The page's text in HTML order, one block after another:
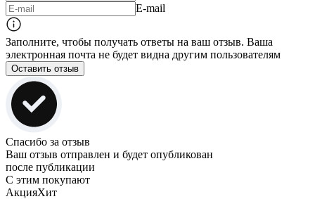
E-mail
Заполните, чтобы получать ответы на ваш отзыв. Ваша
электронная почта не будет видна другим пользователям
Оставить отзыв
Спасибо за отзыв
Ваш отзыв отправлен и будет опубликован
после публикации
С этим покупают
АкцияХит